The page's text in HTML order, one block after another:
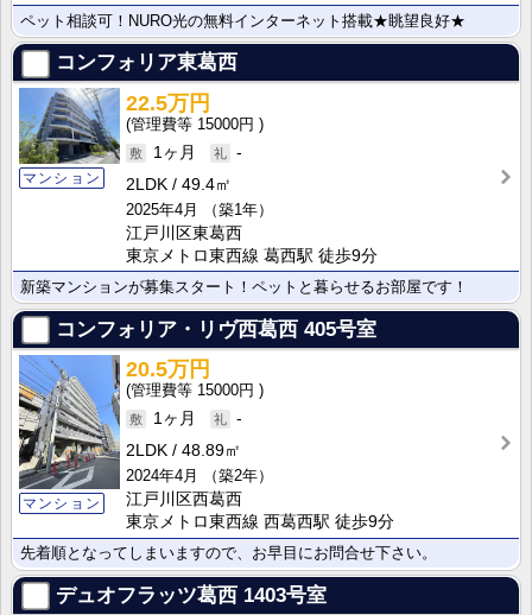
ペット相談可！NURO光の無料インターネット搭載★眺望良好★
コンフォリア東葛西
マンション
22.5万円
15000円
1ヶ月
-
2LDK
49.4㎡
2025年4月
（築1年）
江戸川区東葛西
東京メトロ東西線 葛西駅 徒歩9分
新築マンションが募集スタート！ペットと暮らせるお部屋です！
コンフォリア・リヴ西葛西 405号室
マンション
20.5万円
15000円
1ヶ月
-
2LDK
48.89㎡
2024年4月
（築2年）
江戸川区西葛西
東京メトロ東西線 西葛西駅 徒歩9分
先着順となってしまいますので、お早目にお問合せ下さい。
デュオフラッツ葛西 1403号室